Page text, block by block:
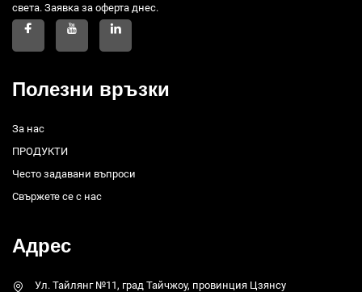
света. Заявка за оферта днес.
Полезни връзки
За нас
ПРОДУКТИ
Често задавани въпроси
Свържете се с нас
Адрес
Ул. Тайлянг №11, град Тайчжоу, провинция Цзянсу